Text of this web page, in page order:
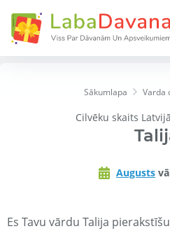
Sākumlapa Varda
Cilvēku skaits
Augusts
Es Tavu vārdu Talija